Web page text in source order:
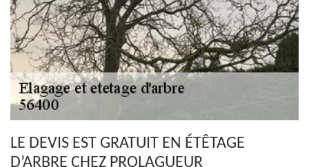
LE DEVIS EST GRATUIT EN ÉTÊTAGE
D’ARBRE CHEZ PROLAGUEUR